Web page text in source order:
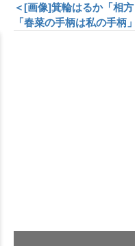
＜[画像]箕輪はるか「相
「春菜の手柄は私の手柄」